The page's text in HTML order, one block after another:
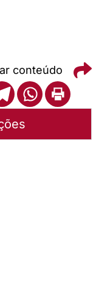
conteúdo